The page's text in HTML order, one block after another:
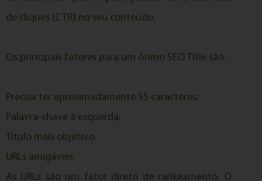
de cliques (CTR) no seu conteúdo.
Os principais fatores para um ótimo SEO Title são:
Precisa ter aproximadamente 55 caracteres;
Palavra-chave à esquerda;
Título mais objetivo.
URLs amigáveis
As URLs são um fator direto de rankeamento. O